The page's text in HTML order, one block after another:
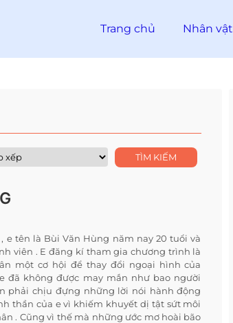
Trang chủ Nhân vật
e tên là Bùi Văn Hùng năm nay 20 tuổi và
viên . E đăng kí tham gia chương trình là
một cơ hội để thay đổi ngoại hình của
đã không được may mắn như bao người
phải chịu đựng những lời nói hành động
thần của e vì khiếm khuyết dị tật sứt môi
. Cũng vì thế mà những ước mơ hoài bão